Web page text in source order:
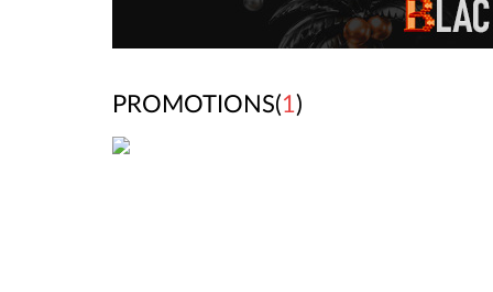
PROMOTIONS(1)